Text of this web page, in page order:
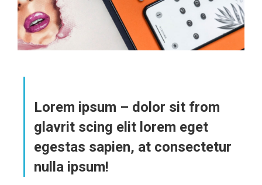
Lorem ipsum – dolor sit from
glavrit scing elit lorem eget
egestas sapien, at consectetur
nulla ipsum!